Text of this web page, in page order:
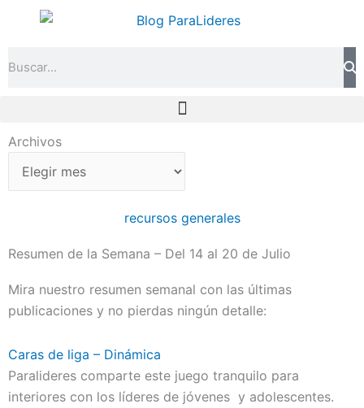
Archivos
Archivos
recursos generales
Resumen de la Semana – Del 14 al 20 de Julio
Mira nuestro resumen semanal con las últimas
publicaciones y no pierdas ningún detalle:
Caras de liga – Dinámica
Paralideres comparte este juego tranquilo para
interiores con los líderes de jóvenes y adolescentes.